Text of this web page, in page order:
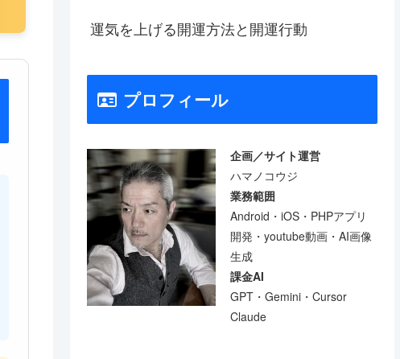
運気を上げる開運方法と開運行動
プロフィール
企画／サイト運営
ハマノコウジ
業務範囲
Android・iOS・PHPアプリ
開発・youtube動画・AI画像
生成
課金AI
GPT・Gemini・Cursor
Claude